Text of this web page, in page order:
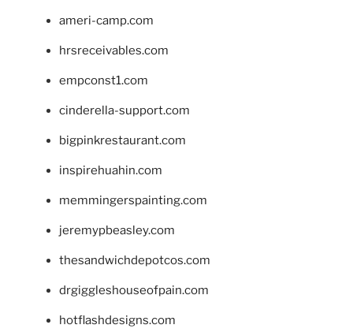
ameri-camp.com
hrsreceivables.com
empconst1.com
cinderella-support.com
bigpinkrestaurant.com
inspirehuahin.com
memmingerspainting.com
jeremypbeasley.com
thesandwichdepotcos.com
drgiggleshouseofpain.com
hotflashdesigns.com